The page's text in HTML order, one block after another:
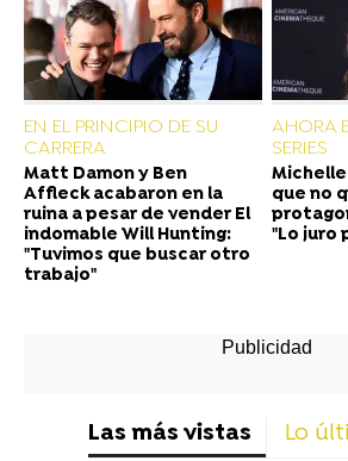
EN EL PRINCIPIO DE SU
CARRERA
Matt Damon y Ben
Affleck acabaron en la
ruina a pesar de vender El
indomable Will Hunting:
"Tuvimos que buscar otro
trabajo"
AHORA
SERIES
que no
"Lo juro
Las más vistas Lo